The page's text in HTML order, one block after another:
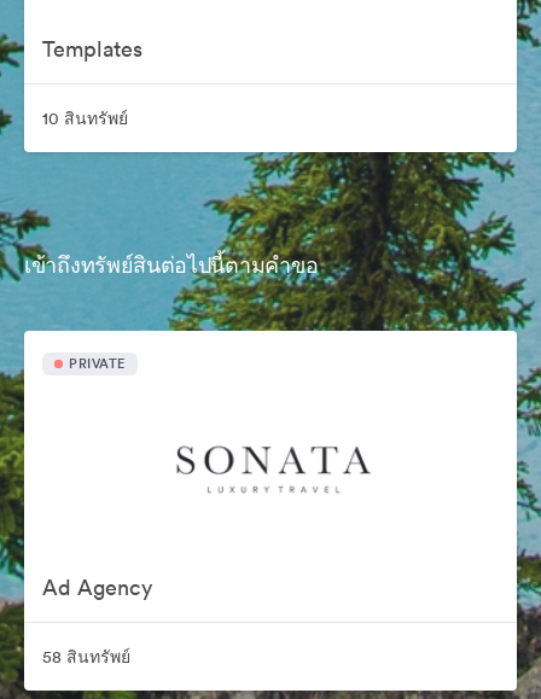
Templates
10 สินทรัพย์
เข้าถึงทรัพย์สินต่อไปนี้ตามคำขอ
PRIVATE
Ad Agency
58 สินทรัพย์